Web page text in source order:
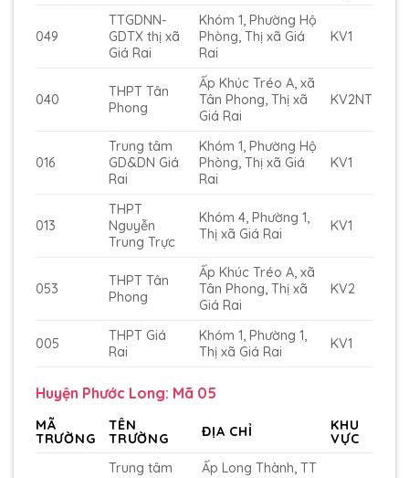
049
TTGDNN-
GDTX thị xã
Giá Rai
Khóm 1, Phường Hộ
Phòng, Thị xã Giá
Rai
KV1
040
THPT Tân
Phong
Ấp Khúc Tréo A, xã
Tân Phong, Thị xã
Giá Rai
KV2NT
016
Trung tâm
GD&DN Giá
Rai
Khóm 1, Phường Hộ
Phòng, Thị xã Giá
Rai
KV1
013
THPT
Nguyễn
Trung Trực
Khóm 4, Phường 1,
Thị xã Giá Rai
KV1
053
THPT Tân
Phong
Ấp Khúc Tréo A, xã
Tân Phong, Thị xã
Giá Rai
KV2
005
THPT Giá
Rai
Khóm 1, Phường 1,
Thị xã Giá Rai
KV1
Huyện Phước Long: Mã 05
MÃ
TRƯỜNG
TÊN
TRƯỜNG
ĐỊA CHỈ
KHU
VỰC
Trung tâm
Ấp Long Thành, TT